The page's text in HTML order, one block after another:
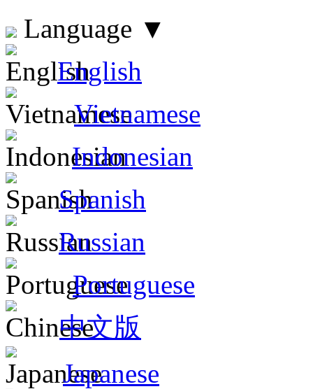
Language ▼
English
Vietnamese
Indonesian
Spanish
Russian
Portuguese
中文版
Japanese